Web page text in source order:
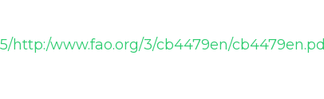
http:/www.fao.org/3/cb4479en/cb4479en.pd